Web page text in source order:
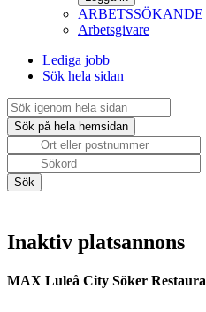
ARBETSSÖKANDE
Arbetsgivare
Lediga jobb
Sök hela sidan
Inaktiv platsannons
MAX Luleå City Söker